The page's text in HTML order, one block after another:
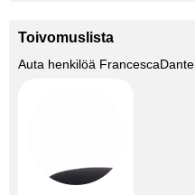
Toivomuslista
Auta henkilöä FrancescaDante